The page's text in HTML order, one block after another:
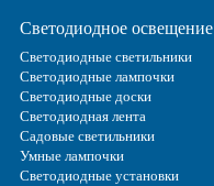
Светодиодное освещение
Светодиодные светильники
Светодиодные лампочки
Светодиодные доски
Светодиодная лента
Садовые светильники
Умные лампочки
Светодиодные установки